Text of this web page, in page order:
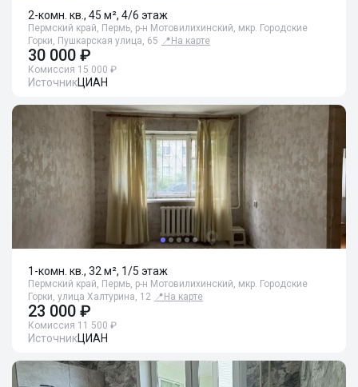
2-комн. кв., 45 м², 4/6 этаж
Пермский край, Пермь, р-н Мотовилихинский, мкр. Городские
Горки, Пушкарская улица, 65 📍 На карте
30 000 ₽
Комиссия 15 000 ₽
ИсточникЦИАН
1-комн. кв., 32 м², 1/5 этаж
Пермский край, Пермь, р-н Мотовилихинский, мкр. Городские
Горки, улица Халтурина, 12 📍 На карте
23 000 ₽
Комиссия 11 500 ₽
ИсточникЦИАН